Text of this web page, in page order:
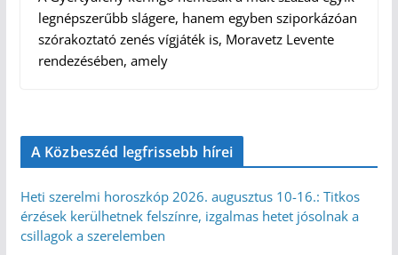
legnépszerűbb slágere, hanem egyben sziporkázóan
szórakoztató zenés vígjáték is, Moravetz Levente
rendezésében, amely
A Közbeszéd legfrissebb hírei
Heti szerelmi horoszkóp 2026. augusztus 10-16.: Titkos
érzések kerülhetnek felszínre, izgalmas hetet jósolnak a
csillagok a szerelemben